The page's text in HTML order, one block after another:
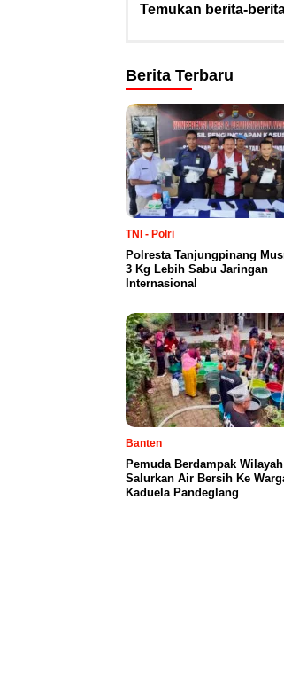
Temukan berita-
Berita Terbaru
TNI - Polri
Polresta Tanjungpinang
3 Kg Lebih Sabu Jaringan
Internasional
Banten
Pemuda Berdampak
Salurkan Air Bersih Ke
Kaduela Pandeglang